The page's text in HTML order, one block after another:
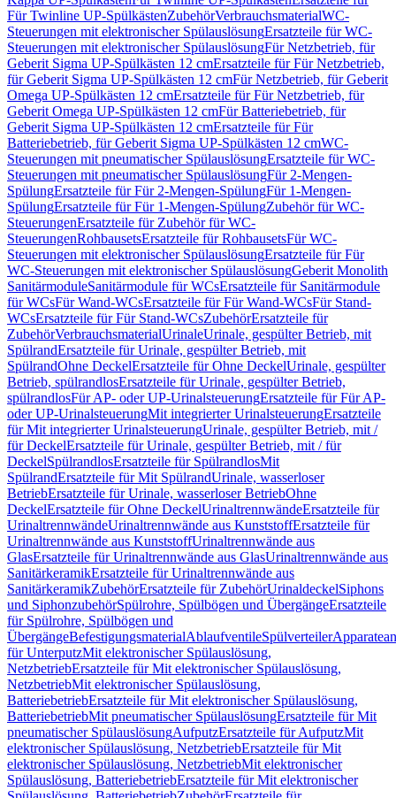
Für Twinline UP-SpülkästenZubehörVerbrauchsmaterialWC-
Steuerungen mit elektronischer SpülauslösungErsatzteile für WC-
Steuerungen mit elektronischer SpülauslösungFür Netzbetrieb, für
Geberit Sigma UP-Spülkästen 12 cmErsatzteile für Für Netzbetrieb,
für Geberit Sigma UP-Spülkästen 12 cmFür Netzbetrieb, für Geberit
Omega UP-Spülkästen 12 cmErsatzteile für Für Netzbetrieb, für
Geberit Omega UP-Spülkästen 12 cmFür Batteriebetrieb, für
Geberit Sigma UP-Spülkästen 12 cmErsatzteile für Für
Batteriebetrieb, für Geberit Sigma UP-Spülkästen 12 cmWC-
Steuerungen mit pneumatischer SpülauslösungErsatzteile für WC-
Steuerungen mit pneumatischer SpülauslösungFür 2-Mengen-
SpülungErsatzteile für Für 2-Mengen-SpülungFür 1-Mengen-
SpülungErsatzteile für Für 1-Mengen-SpülungZubehör für WC-
SteuerungenErsatzteile für Zubehör für WC-
SteuerungenRohbausetsErsatzteile für RohbausetsFür WC-
Steuerungen mit elektronischer SpülauslösungErsatzteile für Für
WC-Steuerungen mit elektronischer SpülauslösungGeberit Monolith
SanitärmoduleSanitärmodule für WCsErsatzteile für Sanitärmodule
für WCsFür Wand-WCsErsatzteile für Für Wand-WCsFür Stand-
WCsErsatzteile für Für Stand-WCsZubehörErsatzteile für
ZubehörVerbrauchsmaterialUrinaleUrinale, gespülter Betrieb, mit
SpülrandErsatzteile für Urinale, gespülter Betrieb, mit
SpülrandOhne DeckelErsatzteile für Ohne DeckelUrinale, gespülter
Betrieb, spülrandlosErsatzteile für Urinale, gespülter Betrieb,
spülrandlosFür AP- oder UP-UrinalsteuerungErsatzteile für Für AP-
oder UP-UrinalsteuerungMit integrierter UrinalsteuerungErsatzteile
für Mit integrierter UrinalsteuerungUrinale, gespülter Betrieb, mit /
für DeckelErsatzteile für Urinale, gespülter Betrieb, mit / für
DeckelSpülrandlosErsatzteile für SpülrandlosMit
SpülrandErsatzteile für Mit SpülrandUrinale, wasserloser
BetriebErsatzteile für Urinale, wasserloser BetriebOhne
DeckelErsatzteile für Ohne DeckelUrinaltrennwändeErsatzteile für
UrinaltrennwändeUrinaltrennwände aus KunststoffErsatzteile für
Urinaltrennwände aus KunststoffUrinaltrennwände aus
GlasErsatzteile für Urinaltrennwände aus GlasUrinaltrennwände aus
SanitärkeramikErsatzteile für Urinaltrennwände aus
SanitärkeramikZubehörErsatzteile für ZubehörUrinaldeckelSiphons
und SiphonzubehörSpülrohre, Spülbögen und ÜbergängeErsatzteile
für Spülrohre, Spülbögen und
ÜbergängeBefestigungsmaterialAblaufventileSpülverteiler
für UnterputzMit elektronischer Spülauslösung,
NetzbetriebErsatzteile für Mit elektronischer Spülauslösung,
NetzbetriebMit elektronischer Spülauslösung,
BatteriebetriebErsatzteile für Mit elektronischer Spülauslösung,
BatteriebetriebMit pneumatischer SpülauslösungErsatzteile für Mit
pneumatischer SpülauslösungAufputzErsatzteile für AufputzMit
elektronischer Spülauslösung, NetzbetriebErsatzteile für Mit
elektronischer Spülauslösung, NetzbetriebMit elektronischer
Spülauslösung, BatteriebetriebErsatzteile für Mit elektronischer